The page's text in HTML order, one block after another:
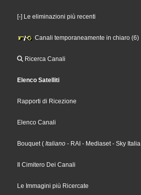
[-] Le eliminazioni più recenti
Canali temporaneamente in chiaro (6)
Ricerca Canali
Elenco Satelliti
Rapporti di Ricezione
Elenco Canali
Bouquet( Italiano - RAI - Mediaset- Sky Italia
Il Cimitero Dei Canali
Le Immagini più Ricercate